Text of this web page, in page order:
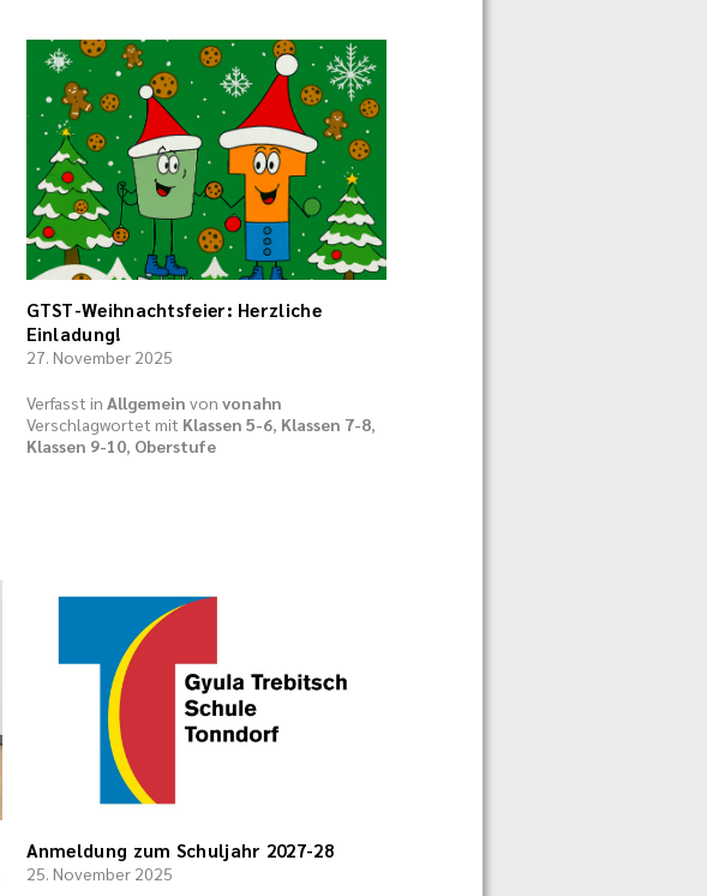
GTST-Weihnachtsfeier: Herzliche
Einladung!
27. November 2025
Verfasst in Allgemein von vonahn
Verschlagwortet mit Klassen 5-6, Klassen 7-8,
Klassen 9-10, Oberstufe
Anmeldung zum Schuljahr 2027-28
25. November 2025